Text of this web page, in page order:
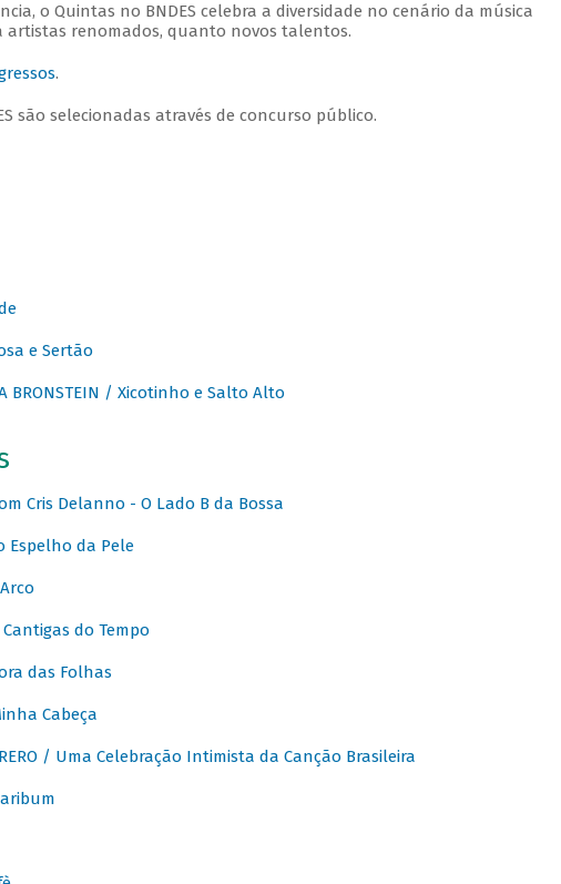
o Quintas no BNDES celebra a diversidade no cenário da música
artistas renomados, quanto novos talentos.
.
são selecionadas através de concurso público.
e Sertão
BRONSTEIN / Xicotinho e Salto Alto
Cris Delanno - O Lado B da Bossa
Espelho da Pele
Cantigas do Tempo
das Folhas
Cabeça
/ Uma Celebração Intimista da Canção Brasileira